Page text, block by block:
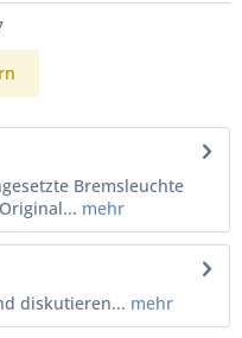
Bremsleuchte
mehr
diskutieren... mehr